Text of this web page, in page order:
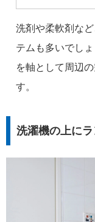
洗剤や柔軟剤な
テムも多いでし
を軸として周辺
す。
洗濯機の上に